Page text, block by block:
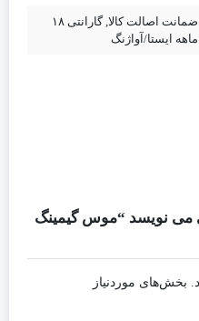
ضمانت اصالت کالا, گارانتی ۱۸
ماهه ایستا/آواژنگ
می نویسد “موس گیمینگ
بخش‌های موردنیاز